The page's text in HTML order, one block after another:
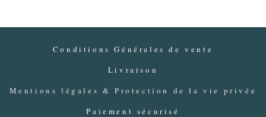
Conditions Générales de vente
Livraison
Mentions légales & Protection de la vie privée
Paiement sécurisé